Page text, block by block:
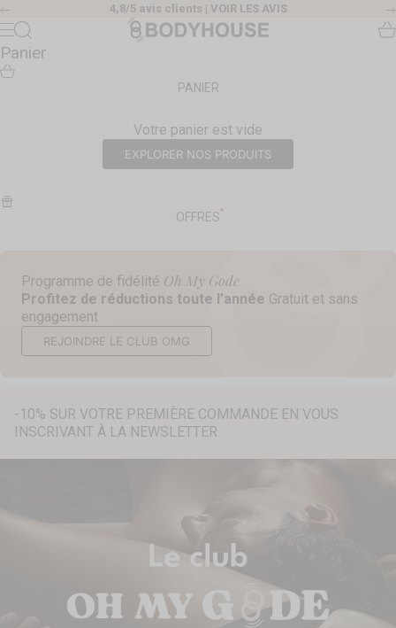
Passer au contenu
Précédent 4,8/5 avis clients | VOIR LES AVIS
Body House
Menu
Recherche
Panier
PANIER
Votre panier est vide
EXPLORER NOS PRODUITS
OFFRES
Programme de fidélité Oh My Gode
Profitez de réductions toute l’année Gratuit et sans
engagement
REJOINDRE LE CLUB OMG
-10% SUR VOTRE PREMIÈRE COMMANDE EN VOUS
INSCRIVANT À LA NEWSLETTER